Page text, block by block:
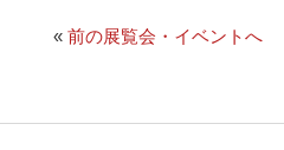
« 前の展覧会・イベントへ